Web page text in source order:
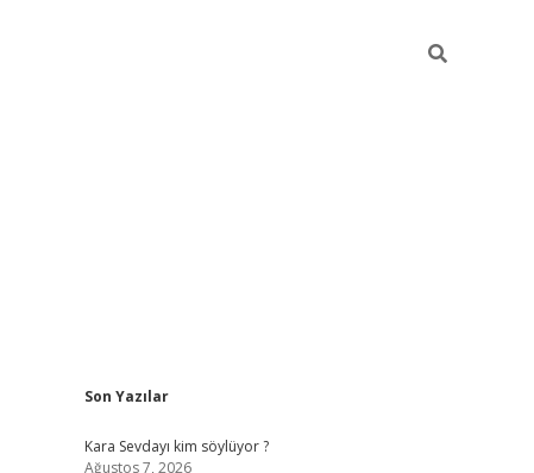
Sidebar
Son Yazılar
Kara Sevdayı kim söylüyor ?
Ağustos 7, 2026